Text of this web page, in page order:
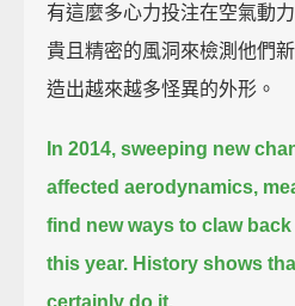
有這麼多心力投注在空氣動
貴且精密的風洞來檢測他們
造出越來越多怪異的外形。
In 2014, sweeping new
affected aerodynamics,
find new ways to claw
this year. History shows
certainly do it.